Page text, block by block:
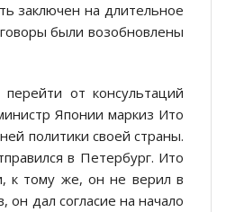
заключен на длительное
были возобновлены
от консультаций
Японии маркиз Ито
политики своей страны.
в Петербург. Ито
к тому же, он не верил в
дал согласие на начало